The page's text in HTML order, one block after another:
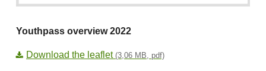
Youthpass overview 2022
Download the leaflet (3,06 MB, pdf)